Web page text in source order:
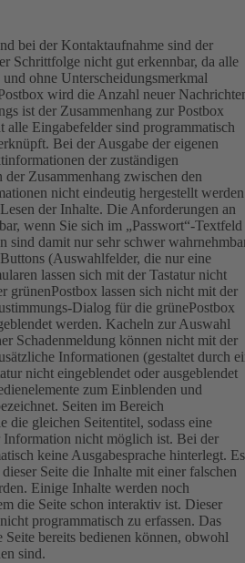
bei der Kontaktaufnahme sind der
Schrittfolge nicht gut erkennbar, da alle
ohne Unterscheidungsmerkmal
wird die Anzahl neuer
ist der Zusammenhang zur Postbox
alle Eingabefelder sind programmatisch
Bei der Ausgabe der eigenen
der zuständigen
Zusammenhang zwischen den
nicht eindeutig hergestellt
der Inhalte. Die Anforderungen an
wenn Sie sich im „Passwort“-Textfeld
sind damit nur sehr schwer
(Auswahlfelder, die nur eine
lassen sich mit der Tastatur nicht
grünenPostbox lassen sich nicht mit der
Dialog für die grünePostbox
werden. Kacheln zur Auswahl
Schadenmeldung können nicht mit der
Informationen (gestaltet durch
nicht eingeblendet oder ausgeblendet
zum Einblenden und
Seiten im Bereich
die gleichen Seitentitel, sodass eine
Information nicht möglich ist. Bei der
keine Ausgabesprache hinterlegt. Es
Seite die Inhalte mit einer falschen
Einige Inhalte werden noch
die Seite schon interaktiv ist. Dieser
programmatisch zu erfassen. Das
Seite bereits bedienen können, obwohl
sind.